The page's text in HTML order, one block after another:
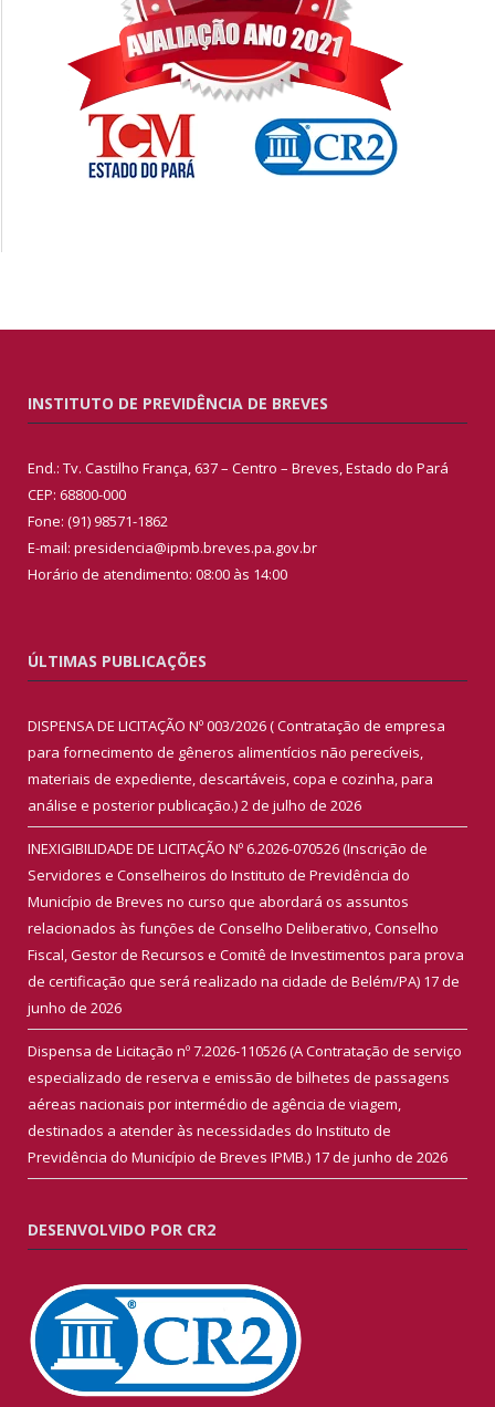
INSTITUTO DE PREVIDÊNCIA DE BREVES
End.: Tv. Castilho França, 637 – Centro – Breves, Estado do Pará
CEP: 68800-000
Fone: (91) 98571-1862
E-mail: presidencia@ipmb.breves.pa.gov.br
Horário de atendimento: 08:00 às 14:00
ÚLTIMAS PUBLICAÇÕES
DISPENSA DE LICITAÇÃO Nº 003/2026 ( Contratação de empresa
para fornecimento de gêneros alimentícios não perecíveis,
materiais de expediente, descartáveis, copa e cozinha, para
análise e posterior publicação.)2 de julho de 2026
INEXIGIBILIDADE DE LICITAÇÃO Nº 6.2026-070526 (Inscrição de
Servidores e Conselheiros do Instituto de Previdência do
Município de Breves no curso que abordará os assuntos
relacionados às funções de Conselho Deliberativo, Conselho
Fiscal, Gestor de Recursos e Comitê de Investimentos para prova
de certificação que será realizado na cidade de Belém/PA) 17 de
junho de 2026
Dispensa de Licitação nº 7.2026-110526 (A Contratação de serviço
especializado de reserva e emissão de bilhetes de passagens
aéreas nacionais por intermédio de agência de viagem,
destinados a atender às necessidades do Instituto de
Previdência do Município de Breves IPMB.) 17 de junho de 2026
DESENVOLVIDO POR CR2